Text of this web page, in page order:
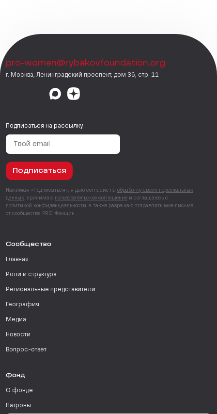
pro-women@rybakovfoundation.org
г. Москва, Ленинградский проспект, дом 36, стр. 11
Подписаться на рассылку
Подписаться
Нажимая «Подписаться», я даю согласие на обработку своих персональных
данных , принимаю пользовательское соглашение и соглашаюсь с
политикой конфиденциальности , а также разрешаю отправлять мне письма
от сообщества PRO Женщин.
Сообщество
Главная
Роли и структура
Региональные представители
География
Медиа
Новости
Вопрос-ответ
Фонд
О фонде
Патроны